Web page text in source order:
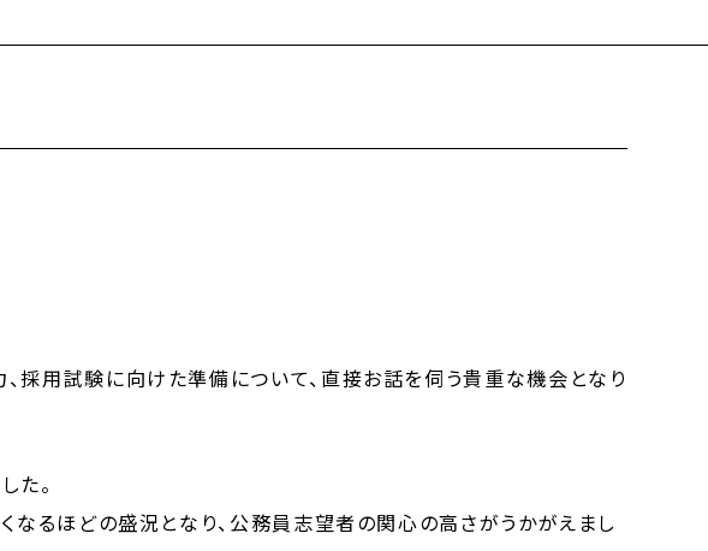
採用試験に向けた準備について、直接お話を伺う貴重な機会となり
た。
なるほどの盛況となり、公務員志望者の関心の高さがうかがえまし